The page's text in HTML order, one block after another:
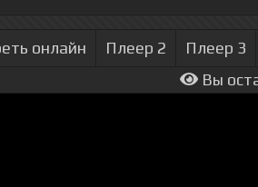
онлайн Плеер 2 Плеер 3
Вы